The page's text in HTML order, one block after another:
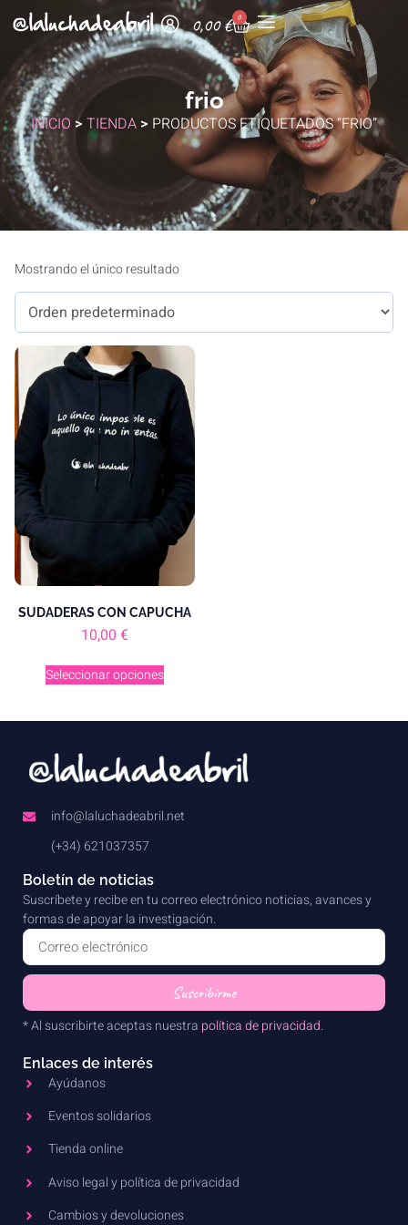
0,00€ 0
frio
INICIO > TIENDA > PRODUCTOS ETIQUETADOS “FRIO”
Mostrando el único resultado
SUDADERAS CON CAPUCHA
10,00 €
Seleccionar opciones
info@laluchadeabril.net
(+34) 621037357
Enlaces de interés
Ayúdanos
Eventos solidarios
Tienda online
Aviso legal y política de privacidad
Cambios y devoluciones
Boletín de noticias
Suscríbete y recibe en tu correo electrónico noticias, avances y
formas de apoyar la investigación.
Suscribirme
* Al suscribirte aceptas nuestra política de privacidad.